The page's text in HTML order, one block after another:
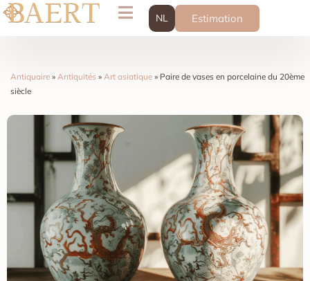
NL Estimation
Antiquaire » Antiquités » Art asiatique » Paire de vases en porcelaine du 20ème
siècle